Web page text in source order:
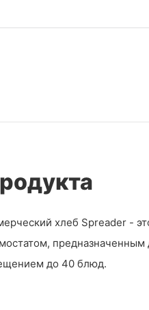
хлеб Spreader -
до 40 блюд.